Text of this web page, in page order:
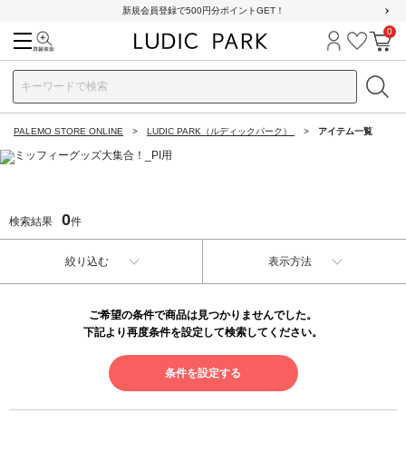
新規会員登録で500円分ポイントGET！
ログイン
お気に
カ
0
PALEMO STORE ONLINE LUDIC PARK（ルディックパーク） アイテム一覧
検索結果 0件
絞り込む 表示方法
ご希望の条件で商品は見つかりませんでした。
下記より再度条件を設定して検索してください。
条件を設定する